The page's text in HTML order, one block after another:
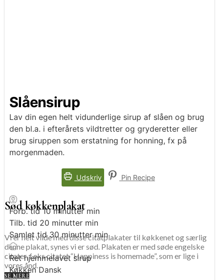
Sød køkkenplakat
Vi er helt vilde med disse citatplakater til køkkenet og særlig
denne plakat, synes vi er sød. Plakaten er med søde engelske
citater, f.eks citatet “Happiness is homemade”, som er lige i
vores ånd.
SE MERE
Slåensirup
Lav din egen helt vidunderlige sirup af slåen og brug
den bl.a. i efterårets vildtretter og gryderetter eller
brug siruppen som erstatning for honning, fx på
morgenmaden.
Udskriv Pin Recipe
Forb. tid10minutter min
Tilb. tid 20 minutter min
Samlet tid30minutter min
Rethjemmelavet sirup
KøkkenDansk